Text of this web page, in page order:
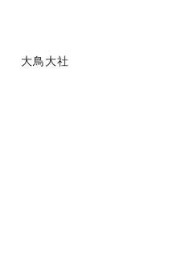
大鳥大社